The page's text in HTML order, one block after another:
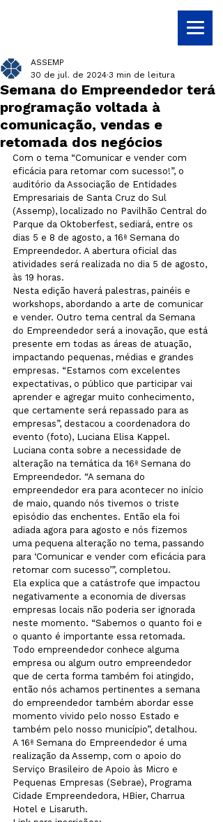
Semana do Empreendedor terá
programação voltada à
comunicação, vendas e
retomada dos negócios
ASSEMP
30 de jul. de 2024 3 min de leitura
Com o tema “Comunicar e vender com
eficácia para retomar com sucesso!”, o
auditório da Associação de Entidades
Empresariais de Santa Cruz do Sul
(Assemp), localizado no Pavilhão Central do
Parque da Oktoberfest, sediará, entre os
dias 5 e 8 de agosto, a 16ª Semana do
Empreendedor. A abertura oficial das
atividades será realizada no dia 5 de agosto,
às 19 horas.
Nesta edição haverá palestras, painéis e
workshops, abordando a arte de comunicar
e vender. Outro tema central da Semana
do Empreendedor será a inovação, que está
presente em todas as áreas de atuação,
impactando pequenas, médias e grandes
empresas. “Estamos com excelentes
expectativas, o público que participar vai
aprender e agregar muito conhecimento,
que certamente será repassado para as
empresas”, destacou a coordenadora do
evento (foto), Luciana Elisa Kappel.
Luciana conta sobre a necessidade de
alteração na temática da 16ª Semana do
Empreendedor. “A semana do
empreendedor era para acontecer no início
de maio, quando nós tivemos o triste
episódio das enchentes. Então ela foi
adiada agora para agosto e nós fizemos
uma pequena alteração no tema, passando
para ‘Comunicar e vender com eficácia para
retomar com sucesso’”, completou.
Ela explica que a catástrofe que impactou
negativamente a economia de diversas
empresas locais não poderia ser ignorada
neste momento. “Sabemos o quanto foi e
o quanto é importante essa retomada.
Todo empreendedor conhece alguma
empresa ou algum outro empreendedor
que de certa forma também foi atingido,
então nós achamos pertinentes a semana
do empreendedor também abordar esse
momento vivido pelo nosso Estado e
também pelo nosso município”, detalhou.
A 16ª Semana do Empreendedor é uma
realização da Assemp, com o apoio do
Serviço Brasileiro de Apoio às Micro e
Pequenas Empresas (Sebrae), Programa
Cidade Empreendedora, HBier, Charrua
Hotel e Lisaruth.